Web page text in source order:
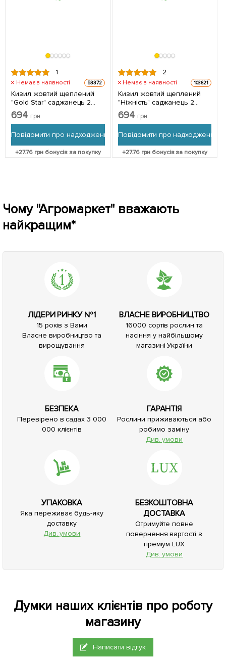
1
Немає в наявності 53372
Кизил жовтий щеплений
"Gold Star" саджанець 2
роки (ранній термін
дозрівання,
саджанець в упаковці
694 грн
Повідомити про надходження
+27.76грн бонусів за покупку
2
Немає в наявності 103621
Кизил жовтий щеплений
"Ніжність" саджанець 2
роки (ранній термін
дозрівання,
саджанець в упаковці
694 грн
Повідомити про надходження
+27.76грн бонусів за покупку
Чому "Агромаркет" вважають
найкращим*
ЛІДЕРИ РИНКУ №1
15 років з Вами
Власне виробництво та
вирощування
ВЛАСНЕ ВИРОБНИЦТВО
16000 сортів рослин та
насіння у найбільшому
магазині України
БЕЗПЕКА
Перевірено в садах 3 000
000 клієнтів
ГАРАНТІЯ
Рослини приживаються або
робимо заміну
Див. умови
УПАКОВКА
Яка переживає будь-яку
доставку
Див. умови
БЕЗКОШТОВНА
ДОСТАВКА
Отримуйте повне
повернення вартості з
преміум LUX
Див. умови
Думки наших клієнтів про роботу
магазину
Написати відгук